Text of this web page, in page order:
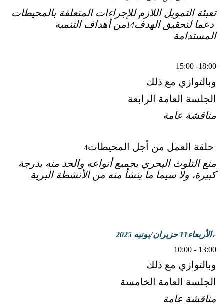
تعبئة التمويل اللازم للإجراءات المتعلقة بالمحيطات
14
من أهداف التنمية
المستدامة
15:00 -18:00
وبالتوازي مع ذلك
الجلسة العامة الرابعة
مناقشة عامة
4
منع التلوث البحري بجميع أنواعه والحد منه بدرجة
كبيرة، ولا سيما ما ينشأ منه من الأنشطة البرية
11حزيران/يونيه
2025
10:00 - 13:00
وبالتوازي مع ذلك
الجلسة العامة الخامسة
مناقشة عامة